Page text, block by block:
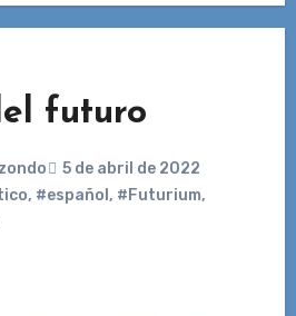
futuro
5 de abril de 2022
, #español, #Futurium,